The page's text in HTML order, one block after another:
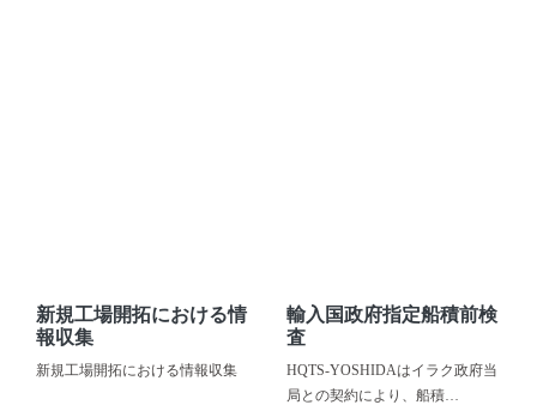
新規工場開拓における情
報収集
新規工場開拓における情報収集
輸入国政府指定船積前検
査
HQTS-YOSHIDAはイラク政府当
局との契約により、船積…